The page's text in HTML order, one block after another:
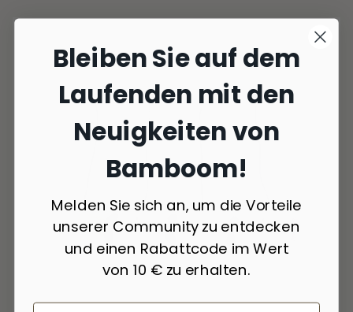
Bleiben Sie auf dem
Laufenden mit den
Neuigkeiten von
Bamboom!
Melden Sie sich an, um die Vorteile
unserer Community zu entdecken
und einen Rabattcode im Wert
von 10 € zu erhalten.